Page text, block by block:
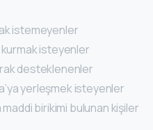
istemeyenler
isteyenler
desteklenenler
yerleşmek isteyenler
birikimi bulunan kişiler